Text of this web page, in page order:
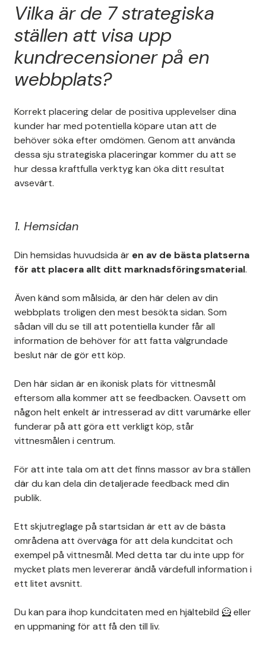
Vilka är de 7 strategiska
ställen att visa upp
kundrecensioner på en
webbplats?
Korrekt placering delar de positiva upplevelser dina
kunder har med potentiella köpare utan att de
behöver söka efter omdömen. Genom att använda
dessa sju strategiska placeringar kommer du att se
hur dessa kraftfulla verktyg kan öka ditt resultat
avsevärt.
1. Hemsidan
Din hemsidas huvudsida är en av de bästa platserna
för att placera allt ditt marknadsföringsmaterial.
Även känd som målsida, är den här delen av din
webbplats troligen den mest besökta sidan. Som
sådan vill du se till att potentiella kunder får all
information de behöver för att fatta välgrundade
beslut när de gör ett köp.
Den här sidan är en ikonisk plats för vittnesmål
eftersom alla kommer att se feedbacken. Oavsett om
någon helt enkelt är intresserad av ditt varumärke eller
funderar på att göra ett verkligt köp, står
vittnesmålen i centrum.
För att inte tala om att det finns massor av bra ställen
där du kan dela din detaljerade feedback med din
publik.
Ett skjutreglage på startsidan är ett av de bästa
områdena att överväga för att dela kundcitat och
exempel på vittnesmål. Med detta tar du inte upp för
mycket plats men levererar ändå värdefull information i
ett litet avsnitt.
Du kan para ihop kundcitaten med en hjältebild 🦸 eller
en uppmaning för att få den till liv.